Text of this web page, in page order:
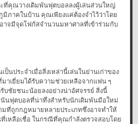
ที่คุณวางเดิมพันฟุตบอลลงผู้เล่นส่วนใหญ่
ภาคในบ้าน คุณเพียงแค่ต้องจำไว้ว่าโดย
าจมีจุดโฟกัสจำนวนมหาศาลที่เข้าร่วมกับ
นประจำเมื่อสิ่งเหล่านี้เล่นในย่านเก่าของ
าเยี่ยมได้รับความช่วยเหลือจากแฟน ๆ
บชัยชนะน้อยลงอย่างน่าอัศจรรย์ สิ่งนี้
นันฟุตบอลที่น่าทึ่งสำหรับนักเดิมพันมือใหม่
มที่ถูกกฎหมายหลายประเภทซึ่งอาจทำให้
เหลือเชื่อ ในกรณีที่คุณกำลังตรวจสอบโดย